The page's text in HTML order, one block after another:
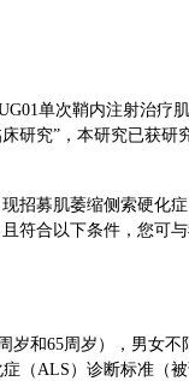
单次鞘内注射治疗
研究”，本研究已获研
招募肌萎缩侧索硬化
符合以下条件，您可与
岁和65周岁），男女不
（ALS）诊断标准（